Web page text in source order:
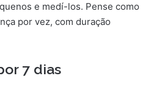
e medí-los. Pense como
por vez, com duração
7 dias